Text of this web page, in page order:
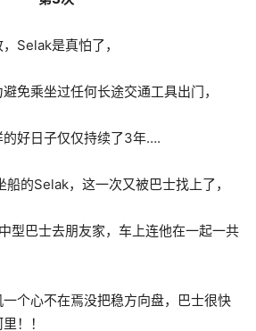
Selak是真怕了，
免乘坐过任何长途交通工具出门，
好日子仅仅持续了3年….
的Selak，这一次又被巴士找上了，
型巴士去朋友家，车上连他在一起一共
个心不在焉没把稳方向盘，巴士很快
！！